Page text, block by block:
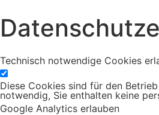
Technisch notwendige Cookies
Diese Cookies sind für den
notwendig, Sie enthalten keine
Google Analytics erlauben